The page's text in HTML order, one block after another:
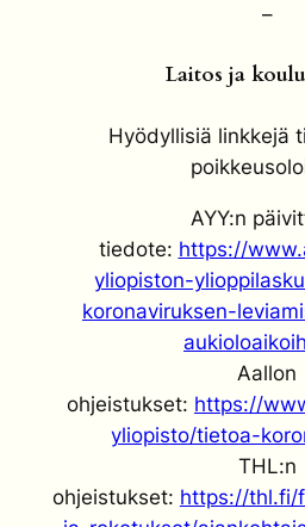
–
Laitos ja
Hyödyllisiä linkkejä
AYY:n
tiedote: https://
yliopiston-
koronaviruksen-
Aallon
ohjeistukset: https://
yliopisto/tietoa-
THL:n
ohjeistukset: https://thl.fi/